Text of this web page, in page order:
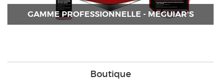
GAMME PROFESSIONNELLE - MEGUIAR'S
Boutique